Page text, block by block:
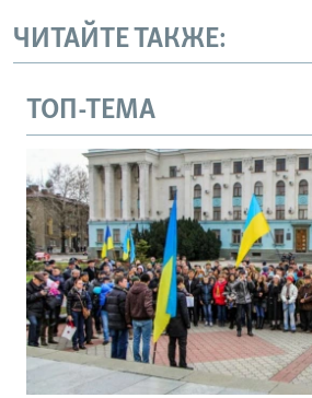
ЧИТАЙТЕ ТАКЖЕ:
ТОП-ТЕМА